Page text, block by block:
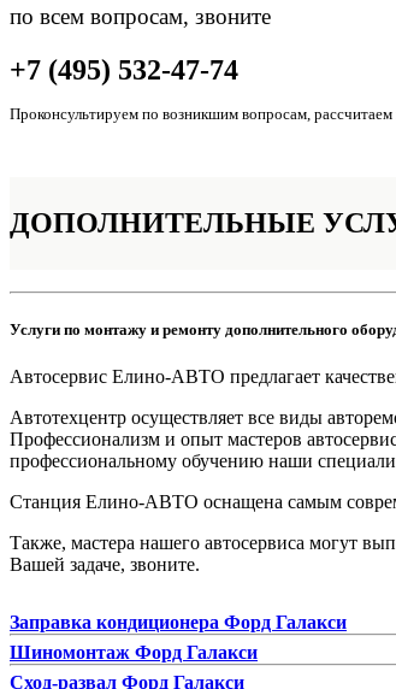
по всем вопросам, звоните
+7 (495) 532-47-74
Проконсультируем по возникшим вопросам,
ДОПОЛНИТЕЛЬНЫЕ
Услуги по монтажу и ремонту дополнительного
Автосервис Елино-АВТО предлагает
Автотехцентр осуществляет все виды
Профессионализм и опыт мастеров
профессиональному обучению наши
Станция Елино-АВТО оснащена самым
Также, мастера нашего автосервиса могут
Вашей задаче, звоните.
Заправка кондиционера Форд Галакси
Шиномонтаж Форд Галакси
Сход-развал Форд Галакси